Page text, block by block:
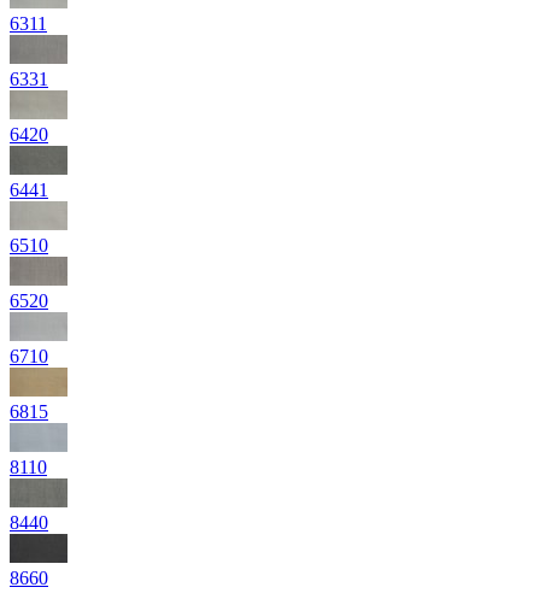
6311
6331
6420
6441
6510
6520
6710
6815
8110
8440
8660